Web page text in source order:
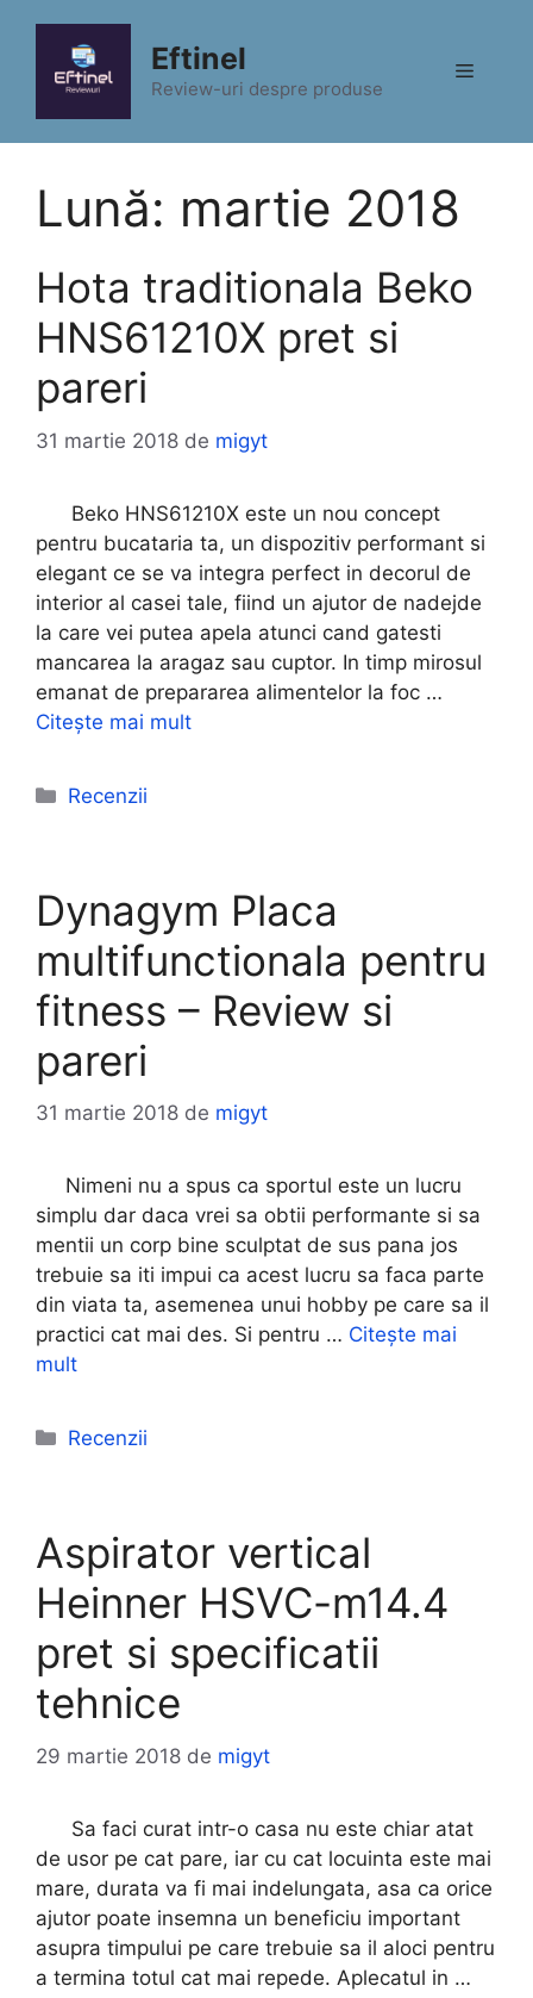
conținut
Eftinel
Review-uri despre produse
Meniu
Lună: martie 2018
Hota traditionala Beko
HNS61210X pret si
pareri
31 martie 2018 de migyt
Beko HNS61210X este un nou concept
pentru bucataria ta, un dispozitiv performant si
elegant ce se va integra perfect in decorul de
interior al casei tale, fiind un ajutor de nadejde
la care vei putea apela atunci cand gatesti
mancarea la aragaz sau cuptor. In timp mirosul
emanat de prepararea alimentelor la foc …
Citește mai mult
Categorii
Recenzii
Dynagym Placa
multifunctionala pentru
fitness – Review si
pareri
31 martie 2018 de migyt
Nimeni nu a spus ca sportul este un lucru
simplu dar daca vrei sa obtii performante si sa
mentii un corp bine sculptat de sus pana jos
trebuie sa iti impui ca acest lucru sa faca parte
din viata ta, asemenea unui hobby pe care sa il
practici cat mai des. Si pentru … Citește mai
mult
Categorii
Recenzii
Aspirator vertical
Heinner HSVC-m14.4
pret si specificatii
tehnice
29 martie 2018 de migyt
Sa faci curat intr-o casa nu este chiar atat
de usor pe cat pare, iar cu cat locuinta este mai
mare, durata va fi mai indelungata, asa ca orice
ajutor poate insemna un beneficiu important
asupra timpului pe care trebuie sa il aloci pentru
a termina totul cat mai repede. Aplecatul in …